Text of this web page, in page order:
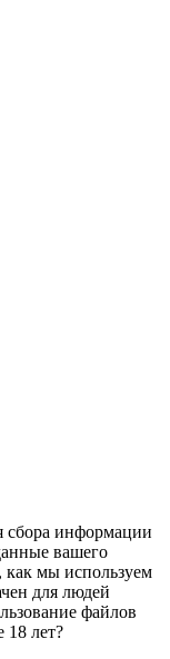
сбора информации
вашего
как мы используем
для людей
файлов
18 лет?